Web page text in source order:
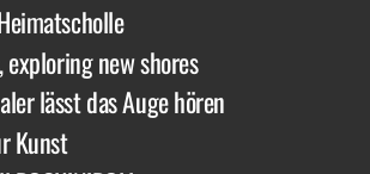
exploring new shores
lässt das Auge hören
Kunst